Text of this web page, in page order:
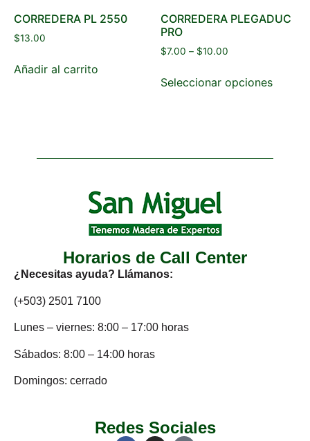
CORREDERA PL 2550
$13.00
Añadir al carrito
CORREDERA PLEGADUC
PRO
$7.00 – $10.00
Seleccionar opciones
Horarios de Call Center
¿Necesitas ayuda? Llámanos:
(+503) 2501 7100
Lunes – viernes: 8:00 – 17:00 horas
Sábados: 8:00 – 14:00 horas
Domingos: cerrado
Redes Sociales